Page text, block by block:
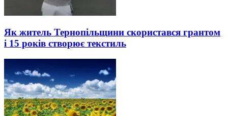
Як житель Тернопільщини скористався грантом
і 15 років створює текстиль